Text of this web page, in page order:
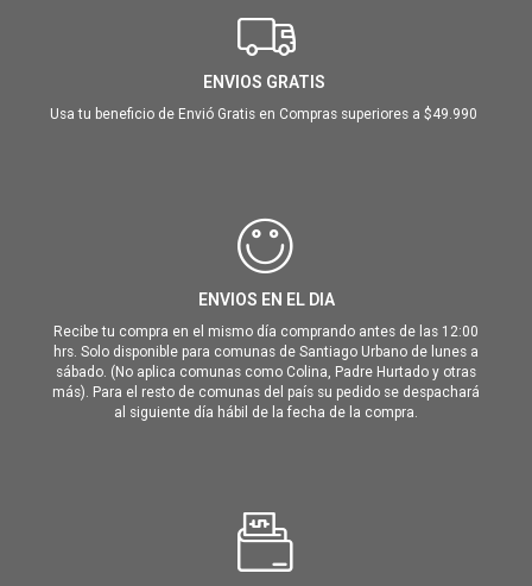
ENVIOS GRATIS
Usa tu beneficio de Envió Gratis en Compras superiores a $49.990
ENVIOS EN EL DIA
Recibe tu compra en el mismo día comprando antes de las 12:00
hrs. Solo disponible para comunas de Santiago Urbano de lunes a
sábado. (No aplica comunas como Colina, Padre Hurtado y otras
más). Para el resto de comunas del país su pedido se despachará
al siguiente día hábil de la fecha de la compra.